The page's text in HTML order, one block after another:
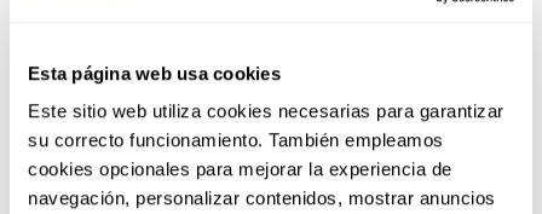
Esta página web usa cookies
Este sitio web utiliza cookies necesarias para garantizar
su correcto funcionamiento. También empleamos
cookies opcionales para mejorar la experiencia de
navegación, personalizar contenidos, mostrar anuncios
ingresados
Intenta utilizar una sola palabra
Utiliza términos genéricos en la
búsqueda
Intenta buscar sinónimos del
término deseado